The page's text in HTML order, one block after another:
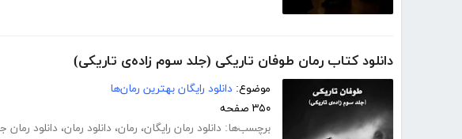
دانلود کتاب رمان طوفان تاریکی (جلد سوم زاده‌ی تاریکی)
موضوع: دانلود رایگان بهترین رمان‌ها
۳۵۰ صفحه
برچسب‌ها: دانلود رمان رایگان، رمان، دانلود رمان، دانلود رمان